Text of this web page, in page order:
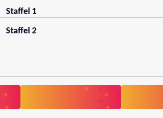
Staffel 1
Staffel 2